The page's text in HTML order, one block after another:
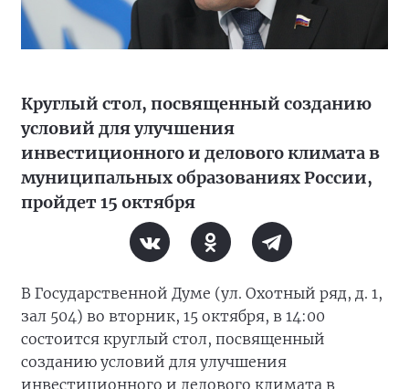
Круглый стол, посвященный созданию
условий для улучшения
инвестиционного и делового климата в
муниципальных образованиях России,
пройдет 15 октября
В Государственной Думе (ул. Охотный ряд, д. 1,
зал 504) во вторник, 15 октября, в 14:00
состоится круглый стол, посвященный
созданию условий для улучшения
инвестиционного и делового климата в